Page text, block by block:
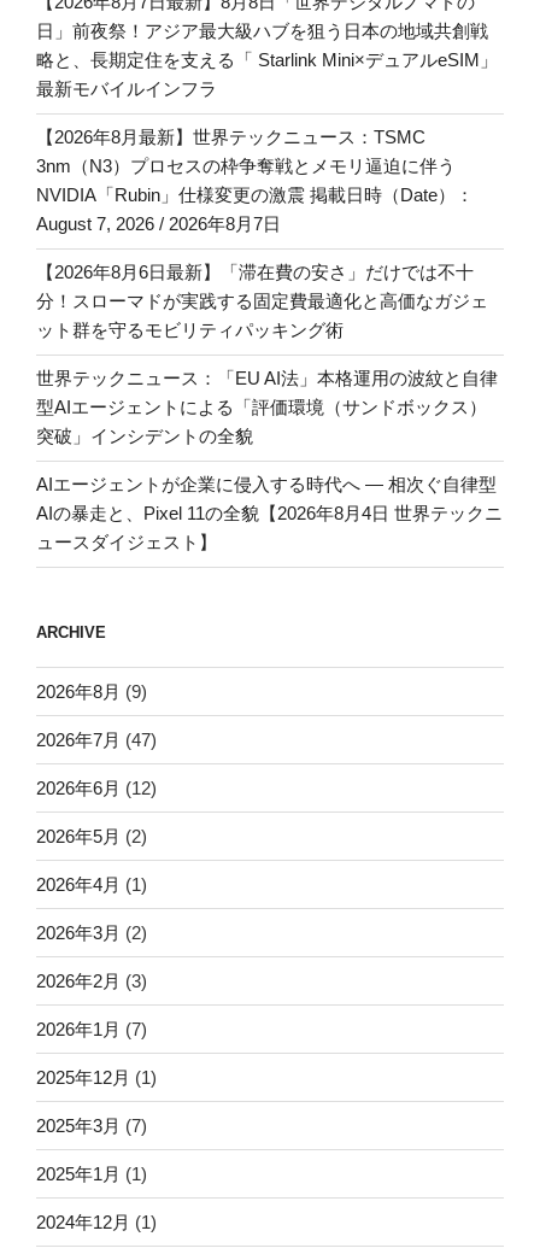
日」前夜祭！アジア最大級ハブを狙う日本の地域共創戦
略と、長期定住を支える「 Starlink Mini×デュアルeSIM」
最新モバイルインフラ
【2026年8月最新】世界テックニュース：TSMC
3nm（N3）プロセスの枠争奪戦とメモリ逼迫に伴う
NVIDIA「Rubin」仕様変更の激震 掲載日時（Date）：
August 7, 2026 / 2026年8月7日
【2026年8月6日最新】「滞在費の安さ」だけでは不十
分！スローマドが実践する固定費最適化と高価なガジェ
ット群を守るモビリティパッキング術
世界テックニュース：「EU AI法」本格運用の波紋と自律
型AIエージェントによる「評価環境（サンドボックス）
突破」インシデントの全貌
AIエージェントが企業に侵入する時代へ — 相次ぐ自律型
AIの暴走と、Pixel 11の全貌【2026年8月4日 世界テックニ
ュースダイジェスト】
ARCHIVE
2026年8月 (9)
2026年7月 (47)
2026年6月 (12)
2026年5月 (2)
2026年4月 (1)
2026年3月 (2)
2026年2月 (3)
2026年1月 (7)
2025年12月 (1)
2025年3月 (7)
2025年1月 (1)
2024年12月 (1)